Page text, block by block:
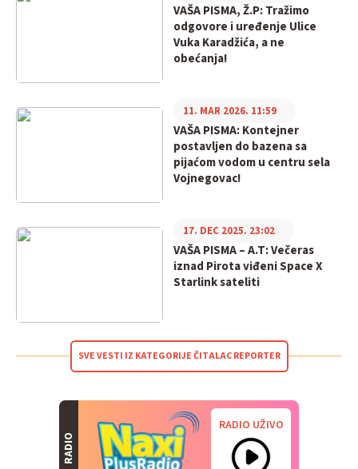
VAŠA PISMA, Ž.P: Tražimo
odgovore i uređenje Ulice
Vuka Karadžića, a ne
obećanja!
VAŠA PISMA: Kontejner
postavljen do bazena sa
pijaćom vodom u centru sela
Vojnegovac!
11. MAR 2026. 11:59
VAŠA PISMA – A.T: Večeras
iznad Pirota viđeni Space X
Starlink sateliti
17. DEC 2025. 23:02
SVE VESTI IZ KATEGORIJE ČITALAC REPORTER
RADIO
RADIO UŽIVO